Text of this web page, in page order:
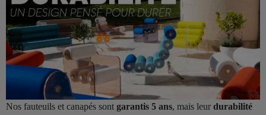
Nos fauteuils et canapés sont garantis 5 ans, mais leur durabilité